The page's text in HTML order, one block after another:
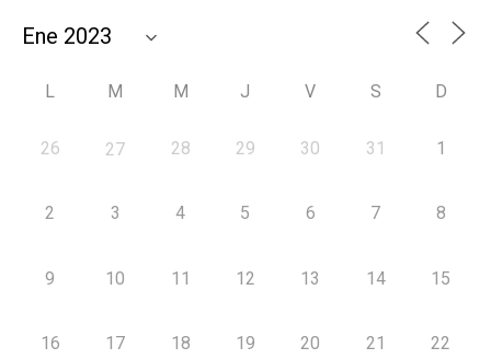
L M M J V S D
26 27 28 29 30 31 1
2 3 4 5 6 7 8
9 10 11 12 13 14 15
16 17 18 19 20 21 22